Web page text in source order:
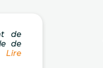
de
de
Lire